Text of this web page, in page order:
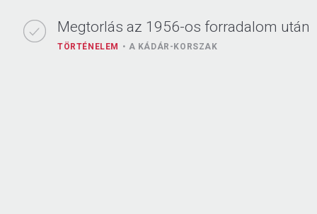
Megtorlás az 1956-os forradalom után
TÖRTÉNELEM A KÁDÁR-KORSZAK